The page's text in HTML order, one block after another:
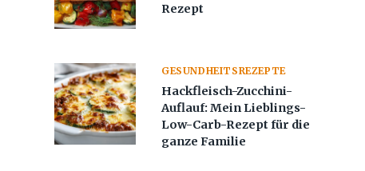
Rezept
GESUNDHEITSREZEPTE
Hackfleisch-Zucchini-
Auflauf: Mein Lieblings-
Low-Carb-Rezept für die
ganze Familie